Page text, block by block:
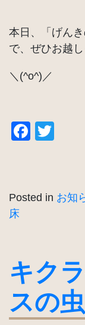
本日、「げん
で、ぜひお越し
＼(^o^)／
Posted in お知
床
キク
スの